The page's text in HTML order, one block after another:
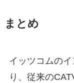
まとめ
イッツコムの
り、従来の